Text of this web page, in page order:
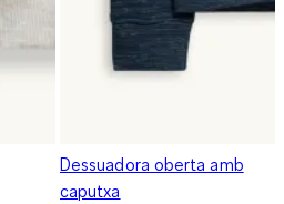
Dessuadora oberta amb
caputxa